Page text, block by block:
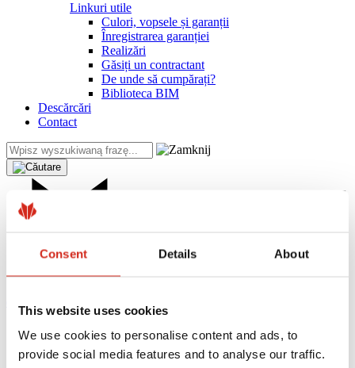
Consent Details About
This website uses cookies
We use cookies to personalise content and ads, to
provide social media features and to analyse our traffic.
Linkuri utile
Culori, vopsele și garanții
Înregistrarea garanției
Realizări
Găsiți un contractant
De unde să cumpărați?
Biblioteca BIM
Descărcări
Contact
Pagina de pornire
Știri
Producția panourilor FIT VOLT pentru acoperișul din oțel